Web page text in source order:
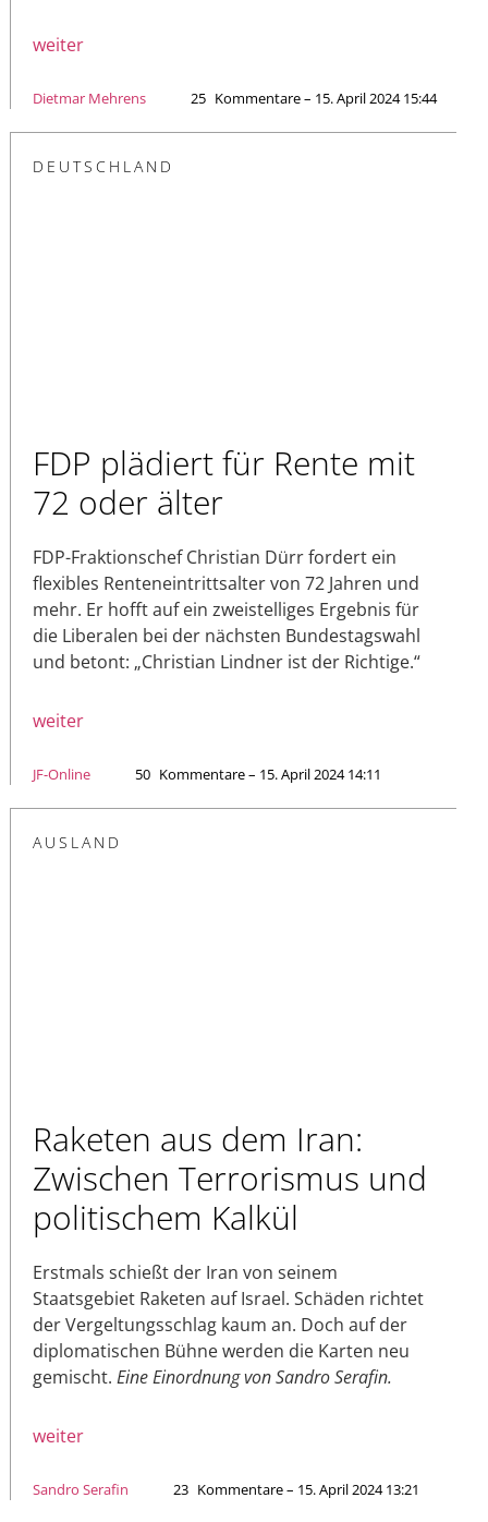
weiter
Dietmar Mehrens 25 Kommentare – 15. April 2024 15:44
DEUTSCHLAND
FDP plädiert für Rente mit
72 oder älter
FDP-Fraktionschef Christian Dürr fordert ein
flexibles Renteneintrittsalter von 72 Jahren und
mehr. Er hofft auf ein zweistelliges Ergebnis für
die Liberalen bei der nächsten Bundestagswahl
und betont: „Christian Lindner ist der Richtige.“
weiter
JF-Online 50 Kommentare – 15. April 2024 14:11
AUSLAND
Raketen aus dem Iran:
Zwischen Terrorismus und
politischem Kalkül
Erstmals schießt der Iran von seinem
Staatsgebiet Raketen auf Israel. Schäden richtet
der Vergeltungsschlag kaum an. Doch auf der
diplomatischen Bühne werden die Karten neu
gemischt. Eine Einordnung von Sandro Serafin.
weiter
Sandro Serafin 23 Kommentare – 15. April 2024 13:21